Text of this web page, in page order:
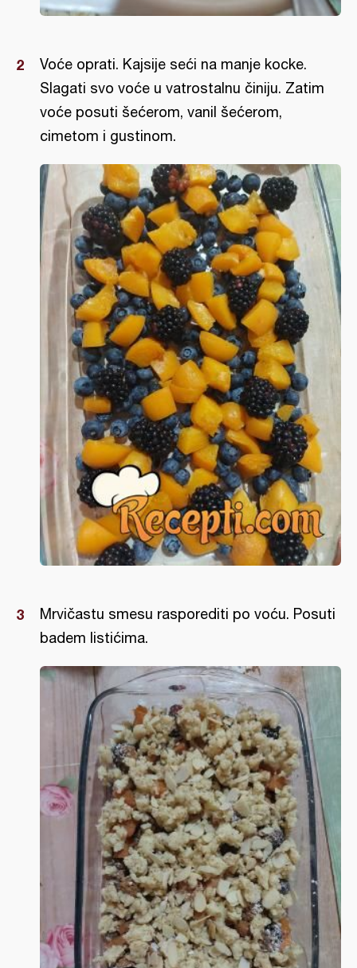
Voće oprati. Kajsije seći na manje kocke.
Slagati svo voće u vatrostalnu činiju. Zatim
voće posuti šećerom, vanil šećerom,
cimetom i gustinom.
Mrvičastu smesu rasporediti po voću. Posuti
badem listićima.